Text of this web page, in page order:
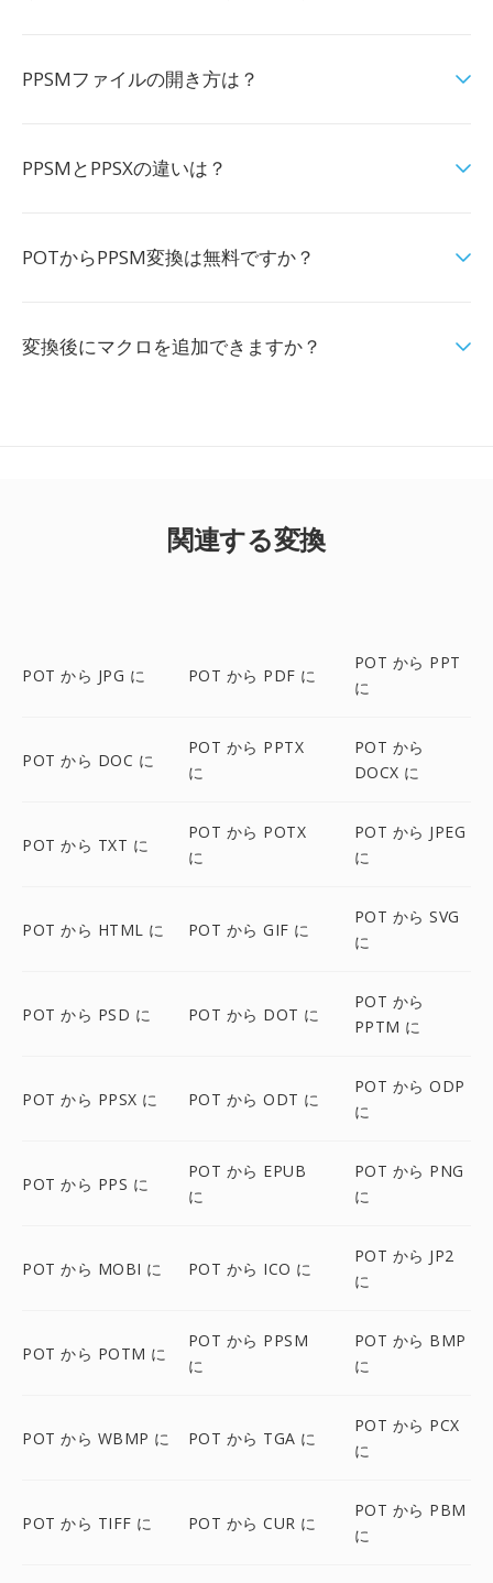
PPSMファイルの開き方は？
PPSMとPPSXの違いは？
POTからPPSM変換は無料ですか？
変換後にマクロを追加できますか？
関連する変換
POT から JPG に POT から PDF に
POT から PPT
に
POT から DOC に
POT から PPTX
に
POT から
DOCX に
POT から TXT に
POT から POTX
に
POT から JPEG
に
POT から HTML に POT から GIF に
POT から SVG
に
POT から PSD に POT から DOT に
POT から
PPTM に
POT から PPSX に POT から ODT に
POT から ODP
に
POT から PPS に
POT から EPUB
に
POT から PNG
に
POT から MOBI に POT から ICO に
POT から JP2
に
POT から POTM に
POT から PPSM
に
POT から BMP
に
POT から WBMP に POT から TGA に
POT から PCX
に
POT から TIFF に POT から CUR に
POT から PBM
に